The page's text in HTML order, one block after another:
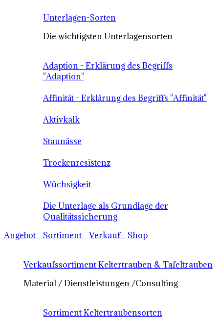
Unterlagen-Sorten
Die wichtigsten Unterlagensorten
Adaption - Erklärung des Begriffs
"Adaption"
Affinität - Erklärung des Begriffs "Affinität"
Aktivkalk
Staunässe
Trockenresistenz
Wüchsigkeit
Die Unterlage als Grundlage der
Qualitätssicherung
Angebot - Sortiment - Verkauf - Shop
Verkaufssortiment Keltertrauben & Tafeltrauben
Material / Dienstleistungen /Consulting
Sortiment Keltertraubensorten